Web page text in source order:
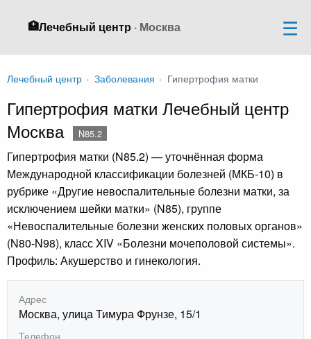
🏥Лечебный центр · Москва
Лечебный центр › Заболевания › Гипертрофия матки
Гипертрофия матки Лечебный центр
Москва
N85.2
Гипертрофия матки (N85.2) — уточнённая форма
Международной классификации болезней (МКБ-10) в
рубрике «Другие невоспалительные болезни матки, за
исключением шейки матки» (N85), группе
«Невоспалительные болезни женских половых органов»
(N80-N98), класс XIV «Болезни мочеполовой системы».
Профиль: Акушерство и гинекология.
Адрес
Москва, улица Тимура Фрунзе, 15/1
Телефон